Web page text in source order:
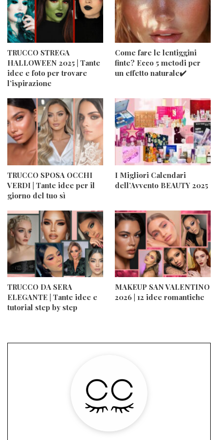
TRUCCO STREGA
HALLOWEEN 2025 | Tante
idee e foto per trovare
l’ispirazione
Come fare le lentiggini
finte? Ecco 5 metodi per
un effetto naturale✔️
TRUCCO SPOSA OCCHI
VERDI | Tante idee per il
giorno del tuo sì
I Migliori Calendari
dell’Avvento BEAUTY 2025
TRUCCO DA SERA
ELEGANTE | Tante idee e
tutorial step by step
MAKEUP SAN VALENTINO
2026 | 12 idee romantiche